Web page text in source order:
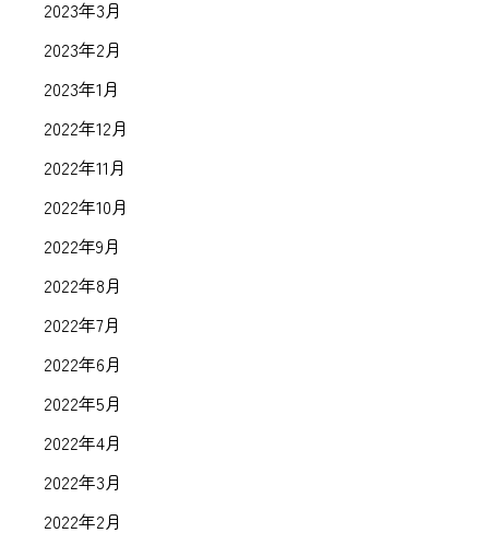
2023年3月
2023年2月
2023年1月
2022年12月
2022年11月
2022年10月
2022年9月
2022年8月
2022年7月
2022年6月
2022年5月
2022年4月
2022年3月
2022年2月